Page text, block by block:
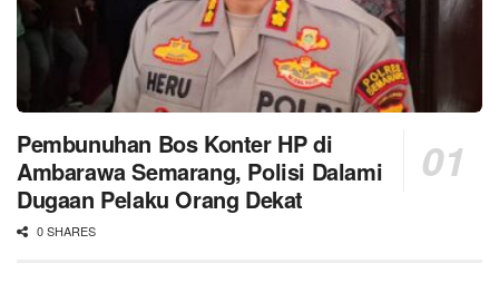
Pembunuhan Bos Konter HP di
Ambarawa Semarang, Polisi Dalami
Dugaan Pelaku Orang Dekat
0 SHARES